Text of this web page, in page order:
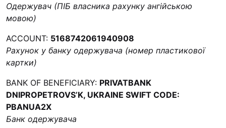
Одержувач (ПІБ власника рахунку ангійською
мовою)
ACCOUNT: 5168742061940908
Рахунок у банку одержувача (номер пластикової
картки)
BANK OF BENEFICIARY: PRIVATBANK
DNIPROPETROVS’K, UKRAINE SWIFT CODE:
PBANUA2X
Банк одержувача